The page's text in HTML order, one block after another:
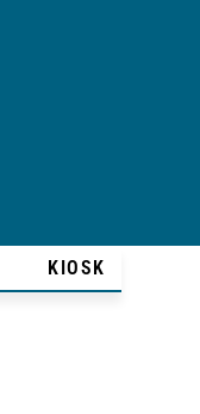
KIOSK